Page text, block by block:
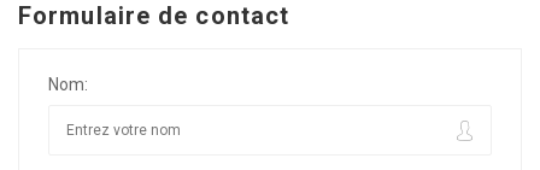
Formulaire de contact
Nom: